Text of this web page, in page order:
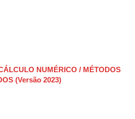
NUMÉRICO / MÉTODOS
(Versão 2023)